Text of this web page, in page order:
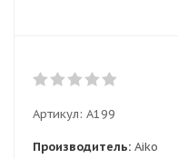
Артикул: A199
Производитель: Aiko